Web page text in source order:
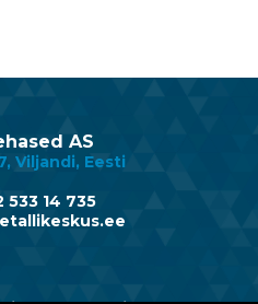
AS
Viljandi, Eesti
533 14 735